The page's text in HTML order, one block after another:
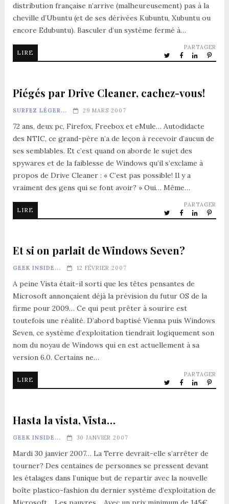
distribution française n’arrive (malheureusement) pas à la
cheville d’Ubuntu (et de ses dérivées Kubuntu, Xubuntu ou
encore Edubuntu). Basculer d’un système fermé à…
LIRE
PARTAGER
Piégés par Drive Cleaner, cachez-vous!
SURFEZ LÉGER... 29 MARS 2007
72 ans, deux pc, Firefox, Freebox et eMule… Autodidacte
des NTIC, ce grand-père n’a de leçon à recevoir d’aucun de
ses semblables. Et c’est quand on aborde le sujet des
spywares et de la faiblesse de Windows qu’il s’exclame à
propos de Drive Cleaner : « C’est pas possible! Il y a
vraiment des gens qui se font avoir? » Oui… Même…
LIRE
PARTAGER
Et si on parlait de Windows Seven?
GEEK INSIDE... 12 FÉVRIER 2007
A peine Vista était-il sorti que les têtes pensantes de
Microsoft annonçaient déjà la prévision du futur OS de la
firme pour 2009… Ce qui peut prêter à sourire est
toutefois une réalité. D’abord baptisé Vienna puis Windows
Seven, ce système d’exploitation tiendrait logiquement son
nom du noyau de Windows qui en est actuellement à sa
version 6.0. Certains ne…
LIRE
PARTAGER
Hasta la vista, Vista…
GEEK INSIDE... 30 JANVIER 2007
Mardi 30 janvier 2007… La Terre devrait-elle s’arrêter de
tourner? Des centaines de personnes se pressent devant
les étalages dans l’unique but de repartir avec la nouvelle
boîte plastico-fashion du dernier système d’exploitation de